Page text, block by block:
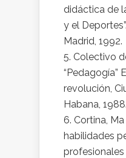
didáctica de
y el
Madrid, 1992.
Colectivo
“Pedagogía”
revolución,
Habana, 1988.
Cortina,
habilidades